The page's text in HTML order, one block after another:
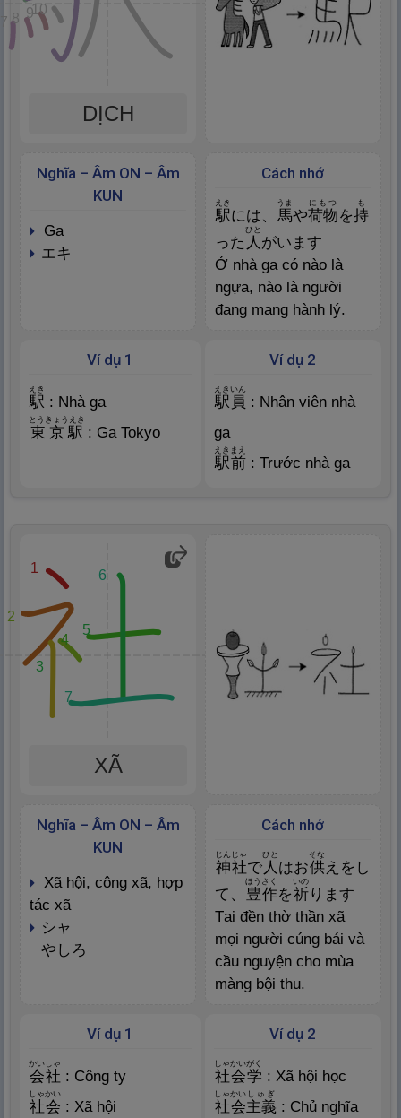
10
8 9
7
DỊCH
Cách nhớ
駅
えき
には、 馬
うま
や荷物
にもつ
を持
も
った 人
ひと
がいます
Ở nhà ga có nào là
ngựa, nào là người
đang mang hành lý.
Nghĩa – Âm ON – Âm
KUN
ga
エキ
Ví dụ 1
駅
えき
: Nhà ga
東 京駅
とうきょうえき
: Ga Tokyo
Ví dụ 2
駅 員
えきいん
: Nhân viên nhà
ga
駅前
えきまえ
: Trước nhà ga
1
2
4
5
3
6
7
XÃ
Cách nhớ
神社
じんじゃ
で 人
ひと
はお供
そな
えをし
て、
豊作
ほうさく
を祈
いの
ります
Tại đền thờ thần xã
mọi người cúng bái và
cầu nguyện cho mùa
màng bội thu.
Nghĩa – Âm ON – Âm
KUN
xã hội, công xã, hợp
tác xã
シャ
やしろ
Ví dụ 1
会社
かいしゃ
: Công ty
社会
しゃかい
: Xã hội
Ví dụ 2
社会学
しゃかいがく
: Xã hội học
社会
しゃかい
主義
しゅぎ
: Chủ nghĩa